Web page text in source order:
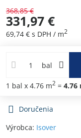
368,85 €
331,97 €
69,74 € s DPH / m2
bal
1 bal x 4.76 m2 = 4.76
Doručenia
Výrobca: Isover